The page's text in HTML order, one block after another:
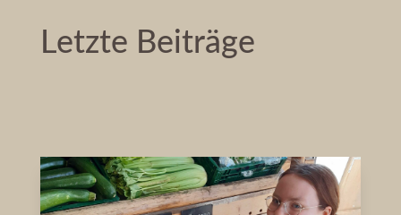
Letzte Beiträge